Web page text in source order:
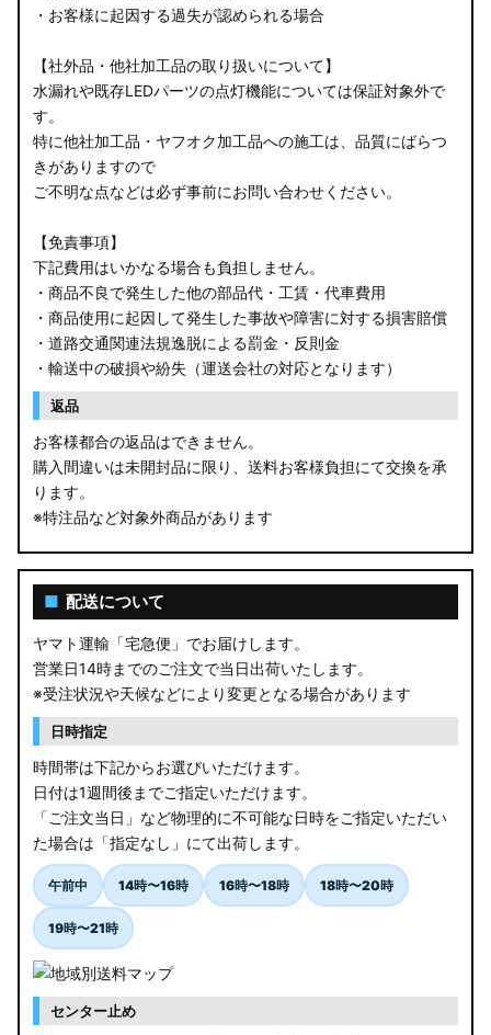
・お客様に起因する過失が認められる場合
【社外品・他社加工品の取り扱いについて】
水漏れや既存LEDパーツの点灯機能については保証対象外で
す。
特に他社加工品・ヤフオク加工品への施工は、品質にばらつ
きがありますので
ご不明な点などは必ず事前にお問い合わせください。
【免責事項】
下記費用はいかなる場合も負担しません。
・商品不良で発生した他の部品代・工賃・代車費用
・商品使用に起因して発生した事故や障害に対する損害賠償
・道路交通関連法規逸脱による罰金・反則金
・輸送中の破損や紛失（運送会社の対応となります）
返品
お客様都合の返品はできません。
購入間違いは未開封品に限り、送料お客様負担にて交換を承
ります。
※特注品など対象外商品があります
■ 配送について
ヤマト運輸「宅急便」でお届けします。
営業日14時までのご注文で当日出荷いたします。
※受注状況や天候などにより変更となる場合があります
日時指定
時間帯は下記からお選びいただけます。
日付は1週間後までご指定いただけます。
「ご注文当日」など物理的に不可能な日時をご指定いただい
た場合は「指定なし」にて出荷します。
午前中 14時〜16時 16時〜18時 18時〜20時
19時〜21時
センター止め